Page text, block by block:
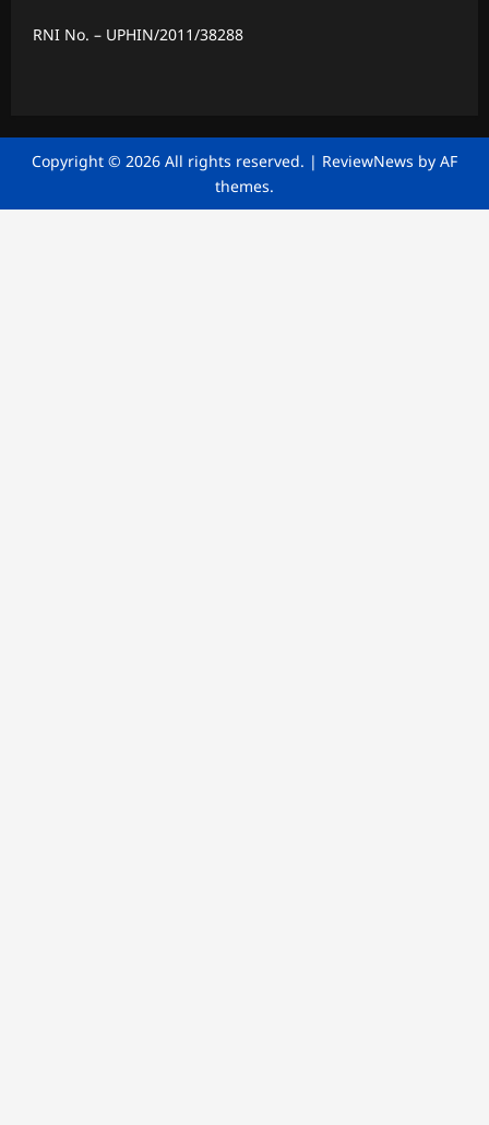
RNI No. – UPHIN/2011/38288
Copyright © 2026 All rights reserved. | ReviewNews by AF
themes.